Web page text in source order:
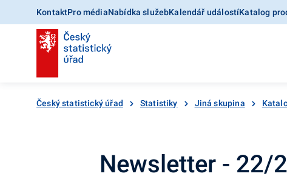
KontaktPro médiaNabídka služebKalendář událostíKatalog
Český statistický úřad Statistiky Jiná skupina
Newsletter - 22/